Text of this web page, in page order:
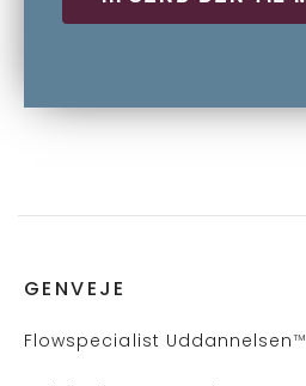
GENVEJE
Flowspecialist Uddannelsen™